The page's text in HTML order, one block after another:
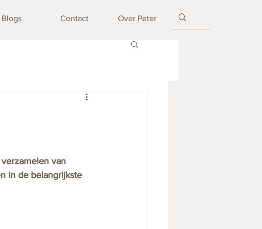
Blogs Contact Over Peter
van
in de belangrijkste